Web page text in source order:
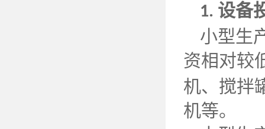
1. 设备
小型生
资相对较
机、搅拌
机等。